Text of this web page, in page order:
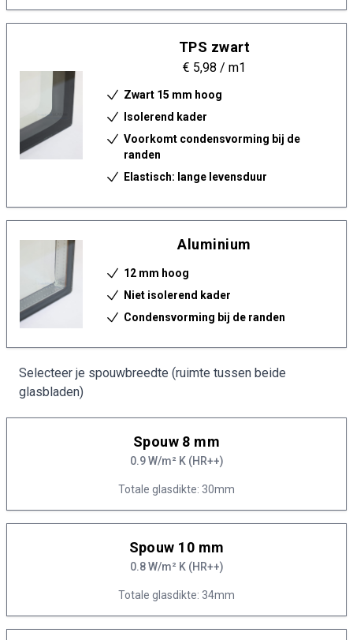
TPS zwart
€ 5,98 / m1
Zwart 15 mm hoog
Isolerend kader
Voorkomt condensvorming bij de
randen
Elastisch: lange levensduur
Aluminium
12 mm hoog
Niet isolerend kader
Condensvorming bij de randen
Selecteer je spouwbreedte (ruimte tussen beide
glasbladen)
Spouw 8 mm
0.9 W/m² K (HR++)
Totale glasdikte: 30mm
Spouw 10 mm
0.8 W/m² K (HR++)
Totale glasdikte: 34mm